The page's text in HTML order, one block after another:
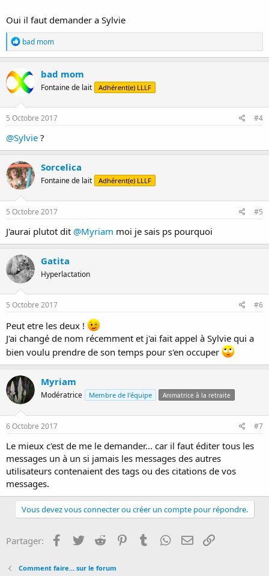
Oui il faut demander a Sylvie
R
é
a
t
i
n
s
bad mom
bad mom
Fontaine de lait Adhérent(e) LLLF
5 Octobre 2017 #4
@Sylvie ?
Sorcelica
Fontaine de lait Adhérent(e) LLLF
5 Octobre 2017 #5
J'aurai plutot dit @Myriam moi je sais ps pourquoi
Gatita
Hyperlactation
5 Octobre 2017 #6
Peut etre les deux !
J'ai changé de nom récemment et j'ai fait appel à Sylvie qui a
bien voulu prendre de son temps pour s'en occuper
Myriam
Modératrice Membre de l'équipe Animatrice à la retraite
6 Octobre 2017 #7
Le mieux c'est de me le demander... car il faut éditer tous les
messages un à un si jamais les messages des autres
utilisateurs contenaient des tags ou des citations de vos
messages.
Vous devez vous connecter ou créer un compte pour répondre.
Partager: Facebook
Twitter Reddit PinterestTumblr WhatsApp
E-mail
Comment faire... sur le forum